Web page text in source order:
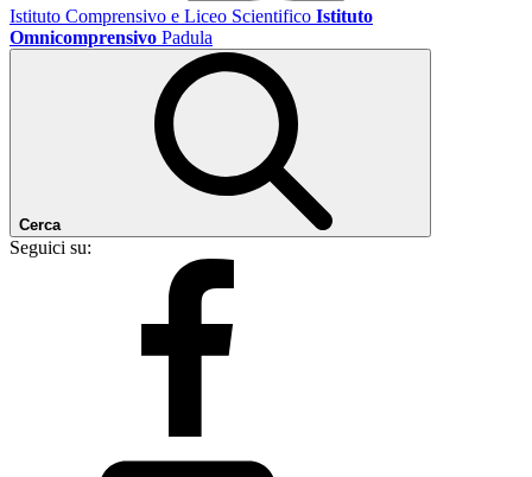
Istituto Comprensivo e Liceo Scientifico Istituto
Omnicomprensivo Padula
Cerca
Seguici su: